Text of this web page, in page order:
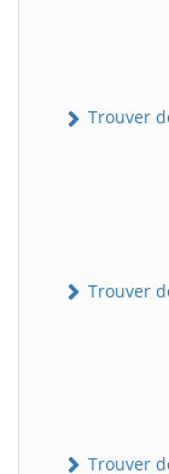
Trouver
Trouver
Trouver